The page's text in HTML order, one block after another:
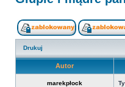
Drukuj
Autor
marekpłock